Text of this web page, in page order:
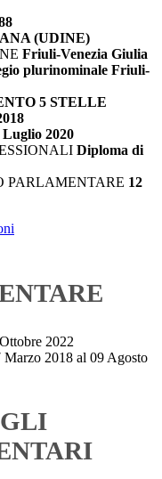
(UDINE)
Friuli-Venezia Giulia
plurinominale Friuli-
5 STELLE
Luglio 2020
Diploma di
PARLAMENTARE 12
2022
Marzo 2018 al 09 Agosto